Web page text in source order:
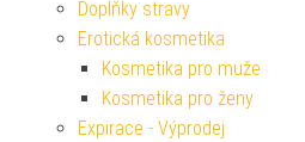
Doplňky stravy
Erotická kosmetika
Kosmetika pro muže
Kosmetika pro ženy
Expirace - Výprodej